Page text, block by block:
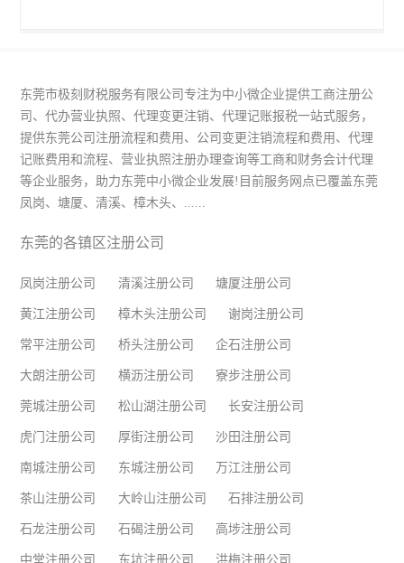
东莞市极刻财税服务有限公司专注为中小微企业提供工商注册公
司、代办营业执照、代理变更注销、代理记账报税一站式服务，
提供东莞公司注册流程和费用、公司变更注销流程和费用、代理
记账费用和流程、营业执照注册办理查询等工商和财务会计代理
等企业服务，助力东莞中小微企业发展!目前服务网点已覆盖东莞
凤岗、塘厦、清溪、樟木头、......
东莞的各镇区注册公司
凤岗注册公司 清溪注册公司 塘厦注册公司
黄江注册公司 樟木头注册公司 谢岗注册公司
常平注册公司 桥头注册公司 企石注册公司
大朗注册公司 横沥注册公司 寮步注册公司
莞城注册公司 松山湖注册公司 长安注册公司
虎门注册公司 厚街注册公司 沙田注册公司
南城注册公司 东城注册公司 万江注册公司
茶山注册公司 大岭山注册公司 石排注册公司
石龙注册公司 石碣注册公司 高埗注册公司
中堂注册公司 东坑注册公司 洪梅注册公司